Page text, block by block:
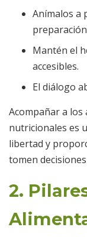
Anímalos a
Mantén el
accesibles.
El diálogo
Acompañar a los
nutricionales es
libertad y
tomen
2.